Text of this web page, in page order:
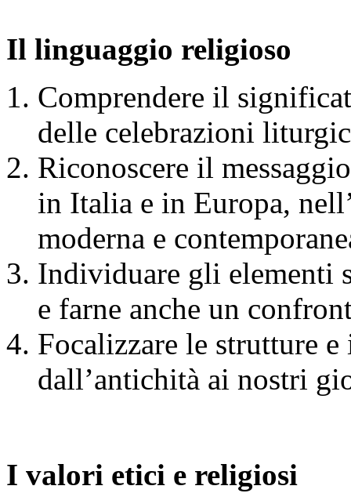
Il linguaggio religioso
Comprendere il
delle celebrazioni
Riconoscere il
in Italia e in Europa,
moderna e
Individuare gli elementi
e farne anche un
Focalizzare le strutture
dall’antichità ai nostri
I valori etici e religiosi